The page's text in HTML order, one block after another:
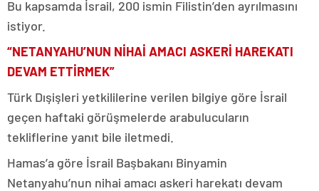
Bu kapsamda İsrail, 200 ismin Filistin’den ayrılmasını
istiyor.
“NETANYAHU’NUN NİHAİ AMACI ASKERİ HAREKATI
DEVAM ETTİRMEK”
Türk Dışişleri yetkililerine verilen bilgiye göre İsrail
geçen haftaki görüşmelerde arabulucuların
tekliflerine yanıt bile iletmedi.
Hamas’a göre İsrail Başbakanı Binyamin
Netanyahu’nun nihai amacı askeri harekatı devam